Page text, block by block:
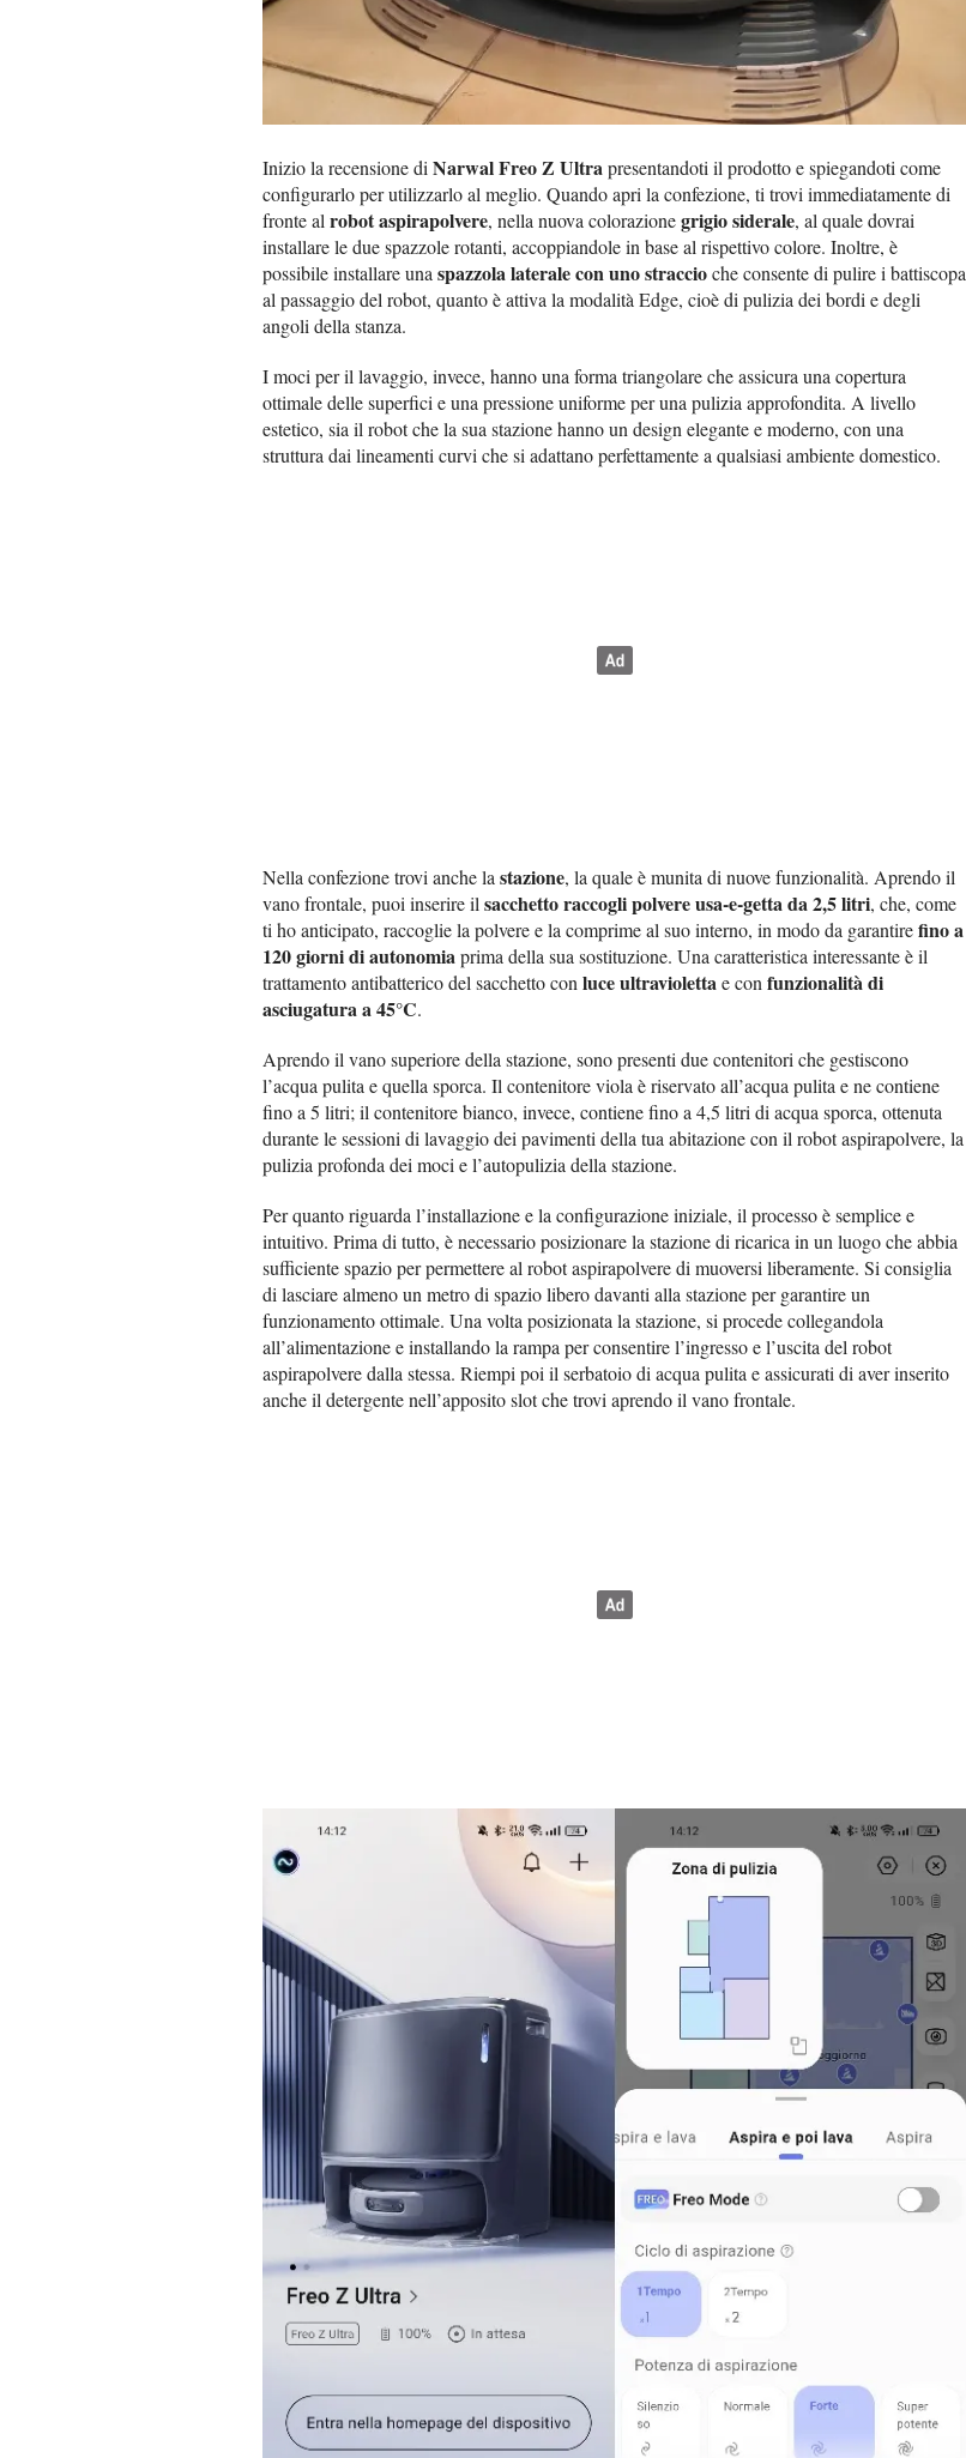
Inizio la recensione di Narwal Freo Z Ultrapresentandoti il prodotto e spiegandoti come
configurarlo per utilizzarlo al meglio. Quando apri la confezione, ti trovi immediatamente di
fronte al robot aspirapolvere, nella nuova colorazionegrigio siderale, al quale dovrai
installare le due spazzole rotanti, accoppiandole in base al rispettivo colore. Inoltre, è
possibile installare una spazzola laterale con uno straccioche consente di pulire i battiscopa
al passaggio del robot, quanto è attiva la modalità Edge, cioè di pulizia dei bordi e degli
angoli della stanza.
I moci per il lavaggio, invece, hanno una forma triangolare che assicura una copertura
ottimale delle superfici e una pressione uniforme per una pulizia approfondita. A livello
estetico, sia il robot che la sua stazione hanno un design elegante e moderno, con una
struttura dai lineamenti curvi che si adattano perfettamente a qualsiasi ambiente domestico.
Nella confezione trovi anche la stazione, la quale è munita di nuove funzionalità. Aprendo il
vano frontale, puoi inserire il sacchetto raccogli polvere usa-e-getta da 2,5 litri, che, come
ti ho anticipato, raccoglie la polvere e la comprime al suo interno, in modo da garantirefino a
120 giorni di autonomiaprima della sua sostituzione. Una caratteristica interessante è il
trattamento antibatterico del sacchetto con luce ultraviolettae con funzionalità di
asciugatura a 45°C.
Aprendo il vano superiore della stazione, sono presenti due contenitori che gestiscono
l’acqua pulita e quella sporca. Il contenitore viola è riservato all’acqua pulita e ne contiene
fino a 5 litri; il contenitore bianco, invece, contiene fino a 4,5 litri di acqua sporca, ottenuta
durante le sessioni di lavaggio dei pavimenti della tua abitazione con il robot aspirapolvere, la
pulizia profonda dei moci e l’autopulizia della stazione.
Per quanto riguarda l’installazione e la configurazione iniziale, il processo è semplice e
intuitivo. Prima di tutto, è necessario posizionare la stazione di ricarica in un luogo che abbia
sufficiente spazio per permettere al robot aspirapolvere di muoversi liberamente. Si consiglia
di lasciare almeno un metro di spazio libero davanti alla stazione per garantire un
funzionamento ottimale. Una volta posizionata la stazione, si procede collegandola
all’alimentazione e installando la rampa per consentire l’ingresso e l’uscita del robot
aspirapolvere dalla stessa. Riempi poi il serbatoio di acqua pulita e assicurati di aver inserito
anche il detergente nell’apposito slot che trovi aprendo il vano frontale.